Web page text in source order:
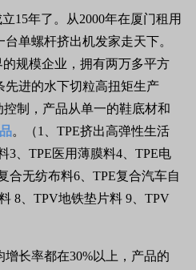
15年了。从2000年在厦门租用
单螺杆挤出机发家走天下。
规模企业，拥有两万多平方
先进的水下切粒高扭矩生产
制，产品从单一的鞋底材和
。（1、TPE挤出高弹性生活
3、TPE医用薄膜料4、TPE电
合无纺布料6、TPE复合汽车自
8、TPV地铁垫片料 9、TPV
长率都在30%以上，产品的